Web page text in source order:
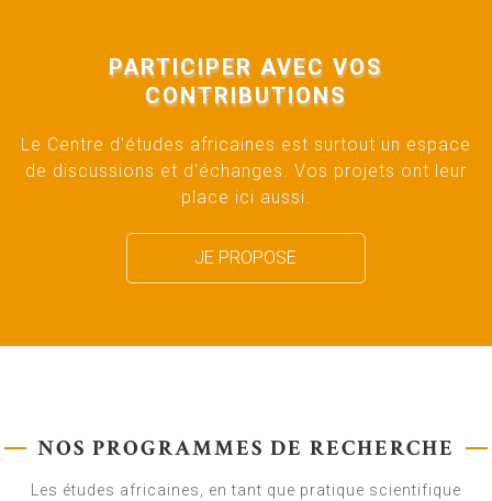
PARTICIPER AVEC VOS
CONTRIBUTIONS
Le Centre d'études africaines est surtout un espace
de discussions et d'échanges. Vos projets ont leur
place ici aussi.
JE PROPOSE
NOS PROGRAMMES DE RECHERCHE
Les études africaines, en tant que pratique scientifique